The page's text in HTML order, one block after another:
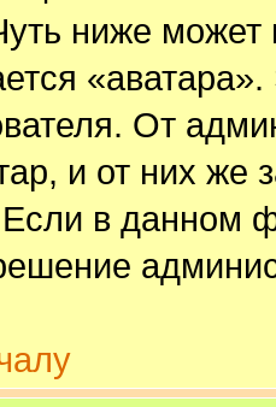
ниже может
От
и от них же
в данном